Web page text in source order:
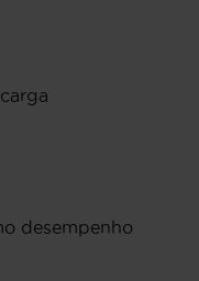
desempenho